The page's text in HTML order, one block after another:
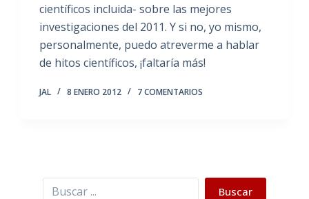
científicos incluida- sobre las mejores
investigaciones del 2011. Y si no, yo mismo,
personalmente, puedo atreverme a hablar
de hitos científicos, ¡faltaría más!
JAL 8 ENERO 2012 7 COMENTARIOS
Buscar Buscar